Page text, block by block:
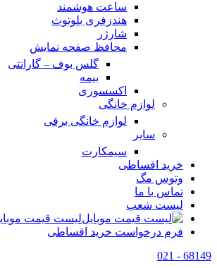
ساعت هوشمند
هندزفری بلوتوث
شارژر
محافظ صفحه نمایش
گلس بوف – گارانتی
بیمه
اکسسوری
لوازم خانگی
لوازم خانگی برقی
سایر
سیمکارت
خرید اقساطی
وتوس مگ
تماس با ما
لیست شعب
لیست قیمت
فرم درخواست خرید اقساطی
68149 - 021